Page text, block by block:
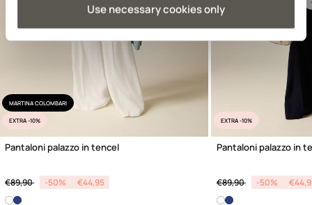
Use necessary cookies only
MARTINA COLOMBARI
EXTRA -10%
Pantaloni palazzo in tencel
Price reduced from
€89,90 to -50% €44,95
EXTRA -10%
Pantaloni palazzo in
Price reduced from
€89,90 to -50%